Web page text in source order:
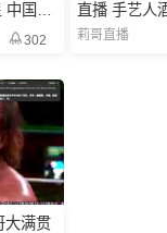
【纯净解说】明日之星 中国U17vs河床U1
302
直播 手艺人
莉哥直播
大满贯